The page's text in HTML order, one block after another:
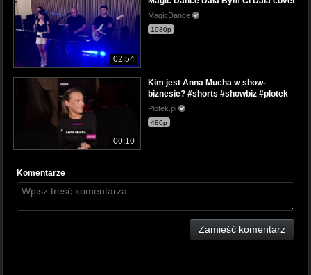
02:54
MagicDance
1080p
00:10
Kim jest Anna Mucha w show-
biznesie? #shorts #showbiz #plotek
Plotek.pl
480p
Komentarze
Zamieść komentarz